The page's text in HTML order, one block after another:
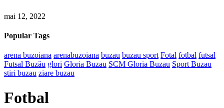
mai 12, 2022
Popular Tags
arena buzoiana arenabuzoiana buzau buzau sport Fotal fotbal futsal
Futsal Buzău glori Gloria Buzau SCM Gloria Buzau Sport Buzau
stiri buzau ziare buzau
Fotbal